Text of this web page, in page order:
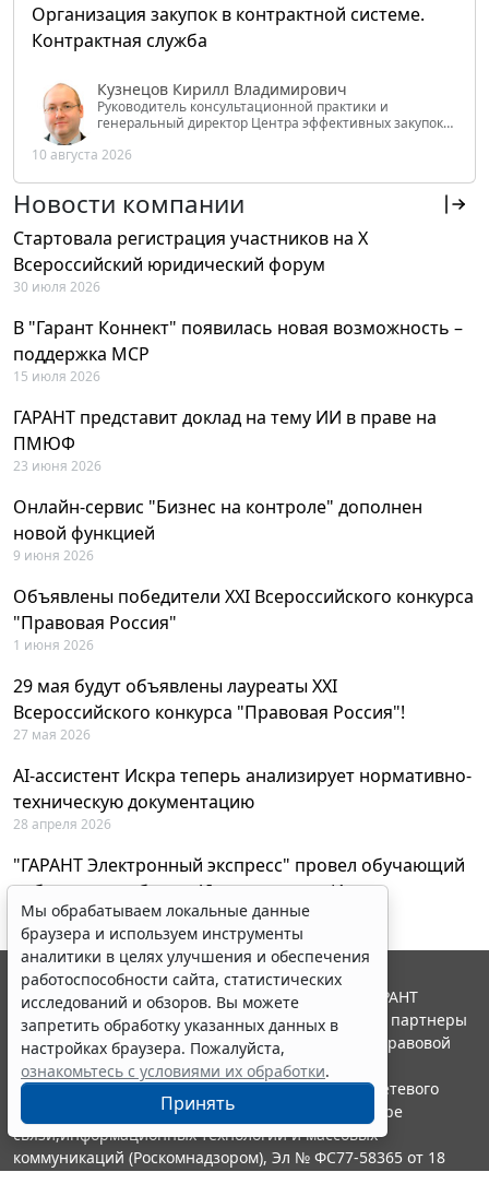
Организация закупок в контрактной системе.
Контрактная служба
Кузнецов Кирилл Владимирович
Руководитель консультационной практики и
генеральный директор Центра эффективных закупок
РФ
10 августа 2026
Новости компании
Стартовала регистрация участников на X
Всероссийский юридический форум
30 июля 2026
В "Гарант Коннект" появилась новая возможность –
поддержка MCP
15 июля 2026
ГАРАНТ представит доклад на тему ИИ в праве на
ПМЮФ
23 июня 2026
Онлайн-сервис "Бизнес на контроле" дополнен
новой функцией
9 июня 2026
Объявлены победители XXI Всероссийского конкурса
"Правовая Россия"
1 июня 2026
29 мая будут объявлены лауреаты XXI
Всероссийского конкурса "Правовая Россия"!
27 мая 2026
AI-ассистент Искра теперь анализирует нормативно-
техническую документацию
28 апреля 2026
"ГАРАНТ Электронный экспресс" провел обучающий
вебинар по работе с AI-ассистентом Искра
23 апреля 2026
Мы обрабатываем локальные данные
браузера и используем инструменты
аналитики в целях улучшения и обеспечения
работоспособности сайта, статистических
исследований и обзоров. Вы можете
запретить обработку указанных данных в
настройках браузера. Пожалуйста,
ознакомьтесь с условиями их обработки.
Принять
© ООО "НПП "ГАРАНТ-СЕРВИС", 2026. Система ГАРАНТ
выпускается с 1990 года. Компания "Гарант" и ее партнеры
являются участниками Российской ассоциации правовой
информации ГАРАНТ.
Портал ГАРАНТ.РУ зарегистрирован в качестве сетевого
издания Федеральной службой по надзору в сфере
связи,информационных технологий и массовых
коммуникаций (Роскомнадзором), Эл № ФС77-58365 от 18